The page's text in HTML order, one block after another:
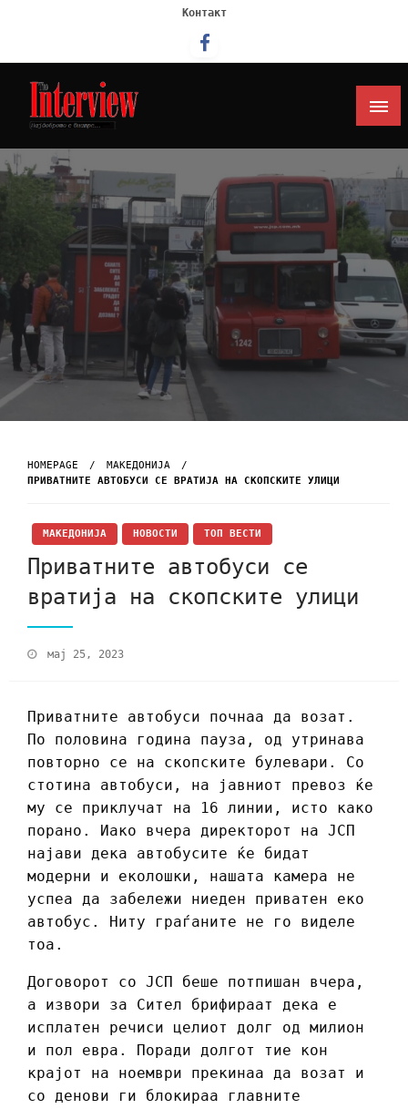
Контакт
Интервју
HOMEPAGE
МАКЕДОНИЈА
ПРИВАТНИТЕ АВТОБУСИ СЕ ВРАТИЈА НА СКОПСКИТЕ УЛИЦИ
МАКЕДОНИЈА НОВОСТИ ТОП ВЕСТИ
Приватните автобуси се
вратија на скопските улици
мај 25, 2023
Приватните автобуси почнаа да возат.
По половина година пауза, од утринава
повторно се на скопските булевари. Со
стотина автобуси, на јавниот превоз ќе
му се приклучат на 16 линии, исто како
порано. Иако вчера директорот на ЈСП
најави дека автобусите ќе бидат
модерни и еколошки, нашата камера не
успеа да забележи ниеден приватен еко
автобус. Ниту граѓаните не го виделе
тоа.
Договорот со ЈСП беше потпишан вчера,
а извори за Сител брифираат дека е
исплатен речиси целиот долг од милион
и пол евра. Поради долгот тие кон
крајот на ноември прекинаа да возат и
со денови ги блокираа главните